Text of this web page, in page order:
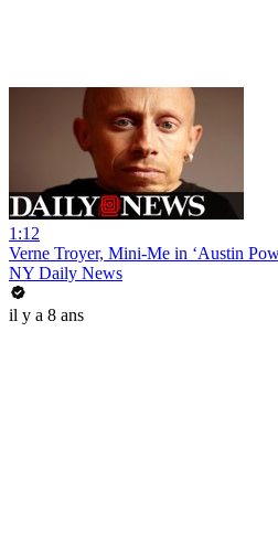
1:12
Verne Troyer, Mini-Me in ‘Austin
NY Daily News
il y a 8 ans